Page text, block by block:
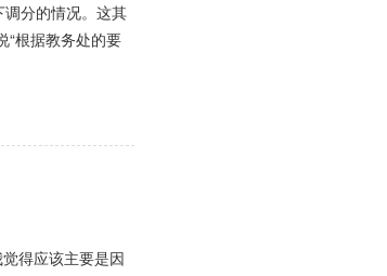
分的情况。这其
“根据教务处的要
得应该主要是因